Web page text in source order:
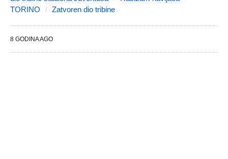
TORINO
Zatvoren dio tribine
8 GODINA AGO